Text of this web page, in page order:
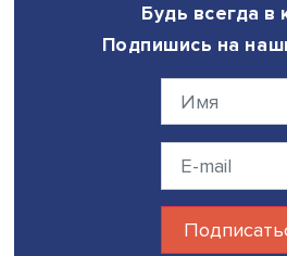
зависит от конъюнктуры на
демографической ситуации с
Дата публикации: 09.06.2022
Марина Полякова
исследования и